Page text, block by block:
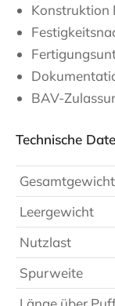
Konstruktion
BAV-
Technische
Gesamtgewicht
Leergewicht
Nutzlast
Spurweite